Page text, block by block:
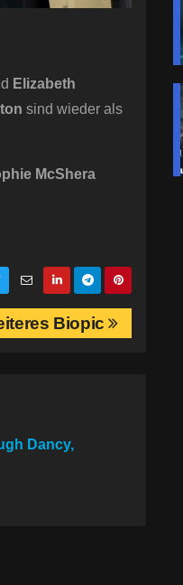
Elizabeth
sind wieder als
McShera
Biopic
Dancy,